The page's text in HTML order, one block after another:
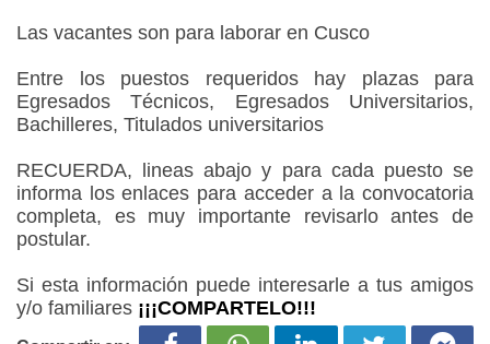
Las vacantes son para laborar en Cusco
Entre los puestos requeridos hay plazas para
Egresados Técnicos, Egresados Universitarios,
Bachilleres, Titulados universitarios
RECUERDA, lineas abajo y para cada puesto se
informa los enlaces para acceder a la convocatoria
completa, es muy importante revisarlo antes de
postular.
Si esta información puede interesarle a tus amigos
y/o familiares ¡¡¡COMPARTELO!!!